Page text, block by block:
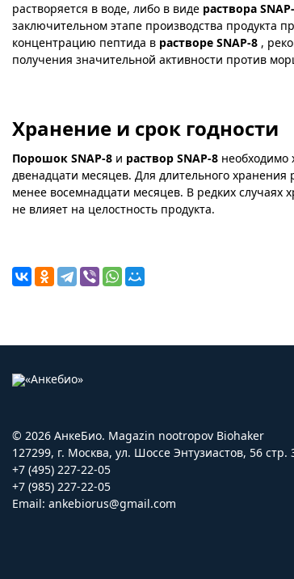
растворяется в воде, либо в виде раствора
заключительном этапе производства продукта
концентрацию пептида в растворе SNAP-8 ,
получения значительной активности против
Хранение и срок годности
Порошок SNAP-8 и раствор SNAP-8 необходимо
двенадцати месяцев. Для длительного хранения
менее восемнадцати месяцев. В редких случаях
не влияет на целостность продукта.
© 2026 АнкеБио. Magazin nootropov Biohaker
127299, г. Москва, ул. Шоссе Энтузиастов, 56 стр.
+7 (495) 227-22-05
+7 (985) 227-22-05
Email: ankebiorus@gmail.com